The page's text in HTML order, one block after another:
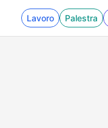
Lavoro Palestra